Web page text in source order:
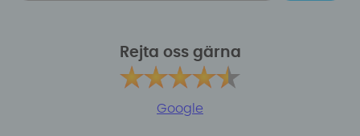
Rejta oss gärna
Google